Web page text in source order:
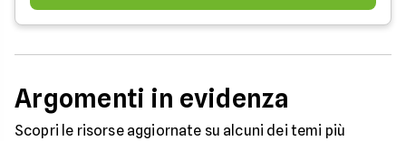
Argomenti in evidenza
Scopri le risorse aggiornate su alcuni dei temi più